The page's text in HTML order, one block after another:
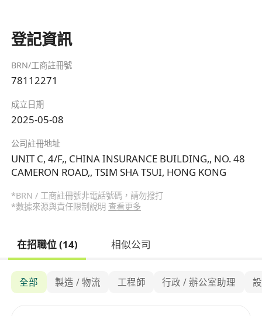
登記資訊
BRN/工商註冊號
78112271
成立日期
2025-05-08
公司註冊地址
UNIT C, 4/F,, CHINA INSURANCE BUILDING,, NO. 48
CAMERON ROAD,, TSIM SHA TSUI, HONG KONG
*BRN / 工商註冊號非電話號碼，請勿撥打
*數據來源與責任限制說明 查看更多
在招職位 (14) 相似公司
全部 製造 / 物流 工程師 行政 / 辦公室助理